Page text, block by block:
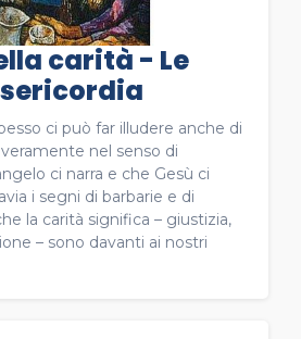
carità - Le
ci può far illudere anche di
nel senso di
ci narra e che Gesù ci
i segni di barbarie e di
la carità significa – giustizia,
– sono davanti ai nostri